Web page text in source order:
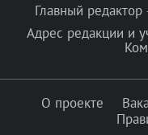
Главный
Адрес редакции и
О проекте